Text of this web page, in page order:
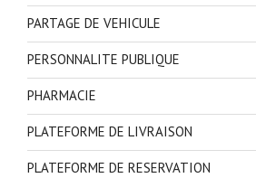
PARTAGE DE VEHICULE
PERSONNALITE PUBLIQUE
PHARMACIE
PLATEFORME DE LIVRAISON
PLATEFORME DE RESERVATION